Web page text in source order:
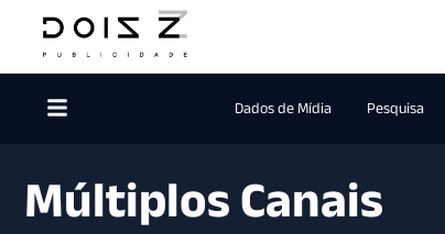
Dados de Mídia Pesquisa
Múltiplos Canais